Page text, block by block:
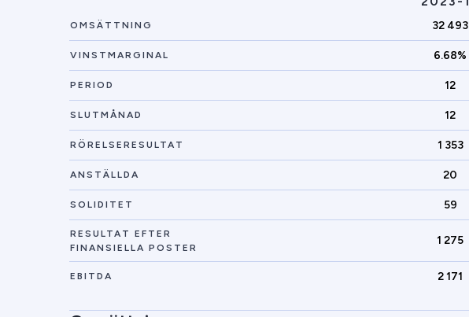
OMSÄTTNING 32 493
VINSTMARGINAL 6.68%
PERIOD 12
SLUTMÅNAD 12
RÖRELSERESULTAT 1 353
ANSTÄLLDA 20
SOLIDITET 59
RESULTAT EFTER
FINANSIELLA POSTER
1 275
EBITDA 2 171